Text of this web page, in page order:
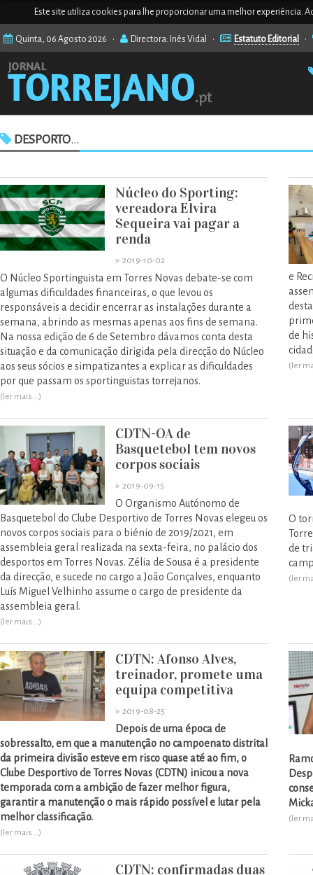
Este site utiliza cookies para lhe proporcionar uma melhor experiência.
Quinta, 06 Agosto 2026 • Directora: Inês Vidal • Estatuto Editorial •
DESPORTO...
Núcleo do Sporting:
vereadora Elvira
Sequeira vai pagar a
renda
» 2019-10-02
O Núcleo Sportinguista em Torres Novas debate-se com
algumas dificuldades financeiras, o que levou os
responsáveis a decidir encerrar as instalações durante a
semana, abrindo as mesmas apenas aos fins de semana.
Na nossa edição de 6 de Setembro dávamos conta desta
situação e da comunicação dirigida pela direcção do Núcleo
aos seus sócios e simpatizantes a explicar as dificuldades
por que passam os sportinguistas torrejanos.
(ler mais...)
e
de
(ler
CDTN-OA de
Basquetebol tem novos
corpos sociais
» 2019-09-15
O Organismo Autónomo de
Basquetebol do Clube Desportivo de Torres Novas elegeu os
novos corpos sociais para o biénio de 2019/2021, em
assembleia geral realizada na sexta-feira, no palácio dos
desportos em Torres Novas. Zélia de Sousa é a presidente
da direcção, e sucede no cargo a João Gonçalves, enquanto
Luís Miguel Velhinho assume o cargo de presidente da
assembleia geral.
(ler mais...)
O
de
(ler
CDTN: Afonso Alves,
treinador, promete uma
equipa competitiva
» 2019-08-25
Depois de uma época de
sobressalto, em que a manutenção no campoenato distrital
da primeira divisão esteve em risco quase até ao fim, o
Clube Desportivo de Torres Novas (CDTN) inicou a nova
temporada com a ambição de fazer melhor figura,
garantir a manutenção o mais rápido possível e lutar pela
melhor classificação.
(ler mais...)
(ler
CDTN: confirmadas duas